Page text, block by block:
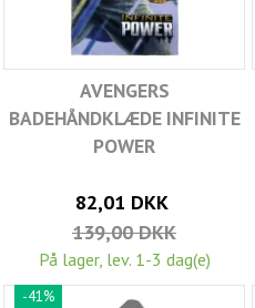
AVENGERS
BADEHÅNDKLÆDE INFINITE
POWER
82,01 DKK
139,00 DKK
På lager, lev. 1-3 dag(e)
-41%